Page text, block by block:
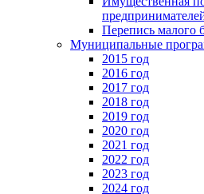
Перепись малого
Муниципальные
2015 год
2016 год
2017 год
2018 год
2019 год
2020 год
2021 год
2022 год
2023 год
2024 год